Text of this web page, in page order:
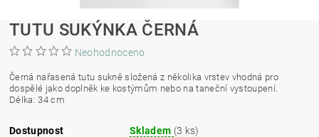
TUTU SUKÝNKA ČERNÁ
Neohodnoceno
Černá nařasená tutu sukně složená z několika vrstev vhodná pro
dospělé jako doplněk ke kostýmům nebo na taneční vystoupení.
Délka: 34 cm
Dostupnost Skladem (3 ks)